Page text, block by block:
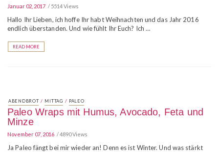
Januar 02, 2017 5514 Views
Hallo Ihr Lieben, ich hoffe Ihr habt Weihnachten und das Jahr 2016
endlich überstanden. Und wie fühlt Ihr Euch? Ich …
READ MORE
ABENDBROT / MITTAG / PALEO
Paleo Wraps mit Humus, Avocado, Feta und
Minze
November 07, 2016 4890 Views
Ja Paleo fängt bei mir wieder an! Denn es ist Winter. Und was stärkt